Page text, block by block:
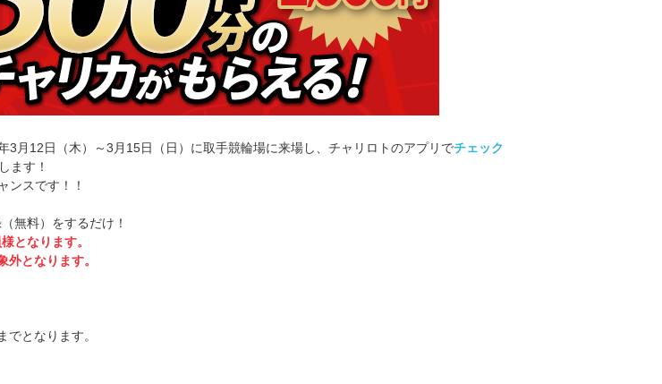
3月12日（木）～3月15日（日）に取手競輪場に来場し、チャリロトのアプリでチェック
ます！
ンスです！！
無料）をするだけ！
となります。
となります。
となります。